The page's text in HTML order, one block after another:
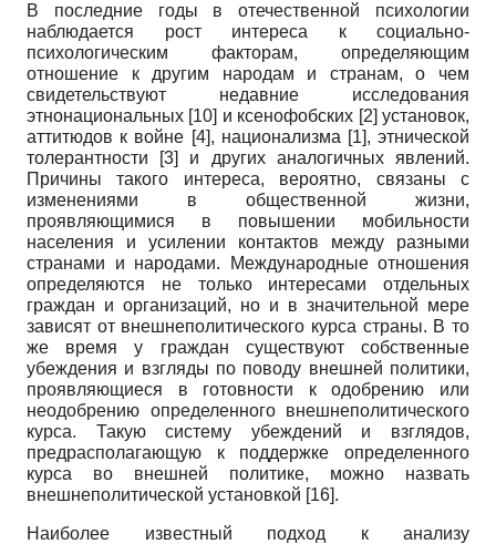
В последние годы в отечественной психологии
наблюдается рост интереса к социально-
психологическим факторам, определяющим
отношение к другим народам и странам, о чем
свидетельствуют недавние исследования
этнонациональных [10] и ксенофобских [2] установок,
аттитюдов к войне [4], национализма [1], этнической
толерантности
[3]
и других аналогичных явлений.
Причины такого интереса, вероятно, связаны с
изменениями в общественной жизни,
проявляющимися в повышении мобильности
населения и усилении контактов между разными
странами и народами. Международные отношения
определяются не только интересами отдельных
граждан и организаций, но и в значительной мере
зависят от внешнеполитического курса страны. В то
же время у граждан существуют собственные
убеждения и взгляды по поводу внешней политики,
проявляющиеся в готовности к одобрению или
неодобрению определенного внешнеполитического
курса. Такую систему убеждений и взглядов,
предрасполагающую к поддержке определенного
курса во внешней политике, можно назвать
внешнеполитической установкой [16].
Наиболее известный подход к анализу